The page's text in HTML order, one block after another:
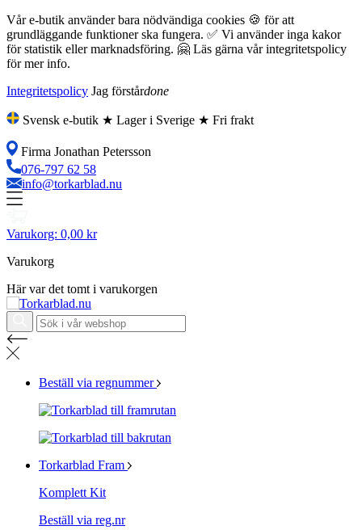
Vår e-butik använder bara nödvändiga cookies 🍪 för att
grundläggande funktioner ska fungera. ✅ Vi använder inga kakor
för statistik eller marknadsföring. 🤗 Läs gärna vår integritetspolicy
för mer info.
Integritetspolicy Jag förstårdone
Svensk e-butik ★ Lager i Sverige ★ Fri frakt
Firma Jonathan Petersson
076-797 62 58
info@torkarblad.nu
Varukorg: 0,00 kr
Varukorg
Här var det tomt i varukorgen
Beställ via regnummer
Torkarblad Fram
Komplett Kit
Beställ via reg.nr